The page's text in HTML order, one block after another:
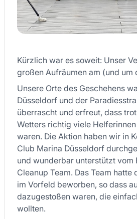
Kürzlich war es soweit: Unser
großen Aufräumen am (und um
Unsere Orte des Geschehens
Düsseldorf und der
überrascht und erfreut, dass
Wetters richtig viele
waren. Die Aktion haben wir in
Club Marina Düsseldorf
und wunderbar unterstützt vom
Cleanup Team. Das Team
im Vorfeld beworben, so dass
dazugestoßen waren, die
wollten.